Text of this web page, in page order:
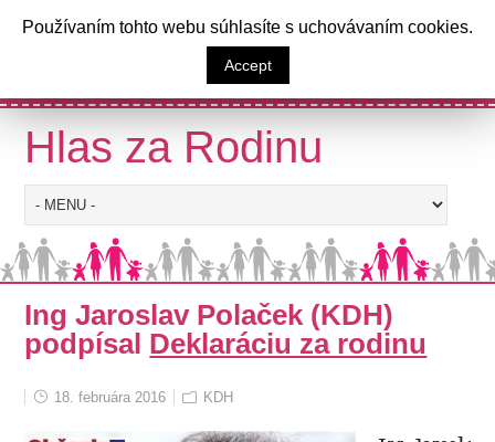
Výzva poslancom Národnej rady
Slovenskej republiky
Hlas za Rodinu
Ing Jaroslav Polaček (KDH)
podpísal Deklaráciu za rodinu
18. februára 2016 KDH
Používaním tohto webu súhlasíte s uchovávaním cookies.
Accept